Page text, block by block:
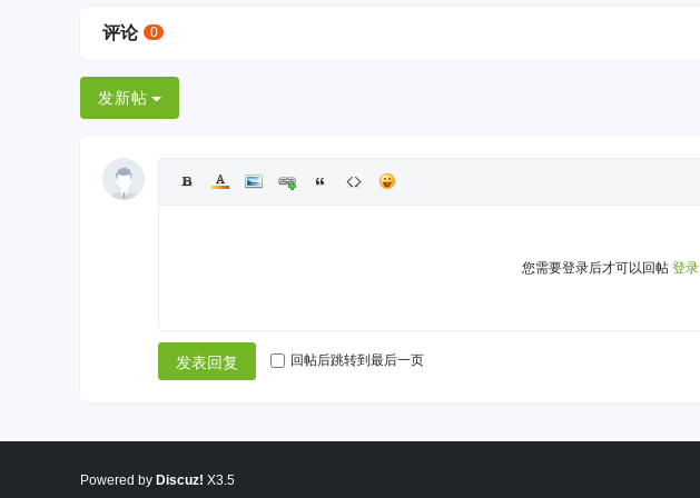
评论 0
发新帖
您需要登录后才可以回帖 登录
发表回复 回帖后跳转到最后一页
Powered by Discuz! X3.5